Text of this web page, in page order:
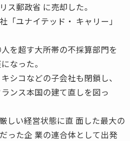
ス郵政省 に売却した。
「ユナイテッド・ キャリー」
を超す大所帯の不採算部門を
なった。
シコなどの子会社も閉鎖し、
ンス本国の建て直しを図っ
しい経営状態に直 面した最大の
った企 業の連合体として出発